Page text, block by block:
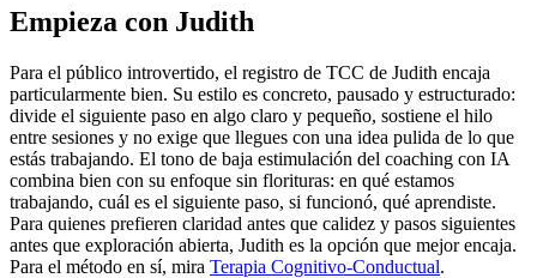
Empieza con Judith
Para el público introvertido, el registro de TCC de Judith encaja
particularmente bien. Su estilo es concreto, pausado y estructurado:
divide el siguiente paso en algo claro y pequeño, sostiene el hilo
entre sesiones y no exige que llegues con una idea pulida de lo que
estás trabajando. El tono de baja estimulación del coaching con IA
combina bien con su enfoque sin florituras: en qué estamos
trabajando, cuál es el siguiente paso, si funcionó, qué aprendiste.
Para quienes prefieren claridad antes que calidez y pasos siguientes
antes que exploración abierta, Judith es la opción que mejor encaja.
Para el método en sí, mira Terapia Cognitivo-Conductual.